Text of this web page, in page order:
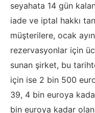
seyahata 14 gün
iade ve iptal hakkı
müşterilere, ocak
rezervasyonlar için
sunan şirket, bu
için ise 2 bin 500
39, 4 bin euroya
bin euroya kadar